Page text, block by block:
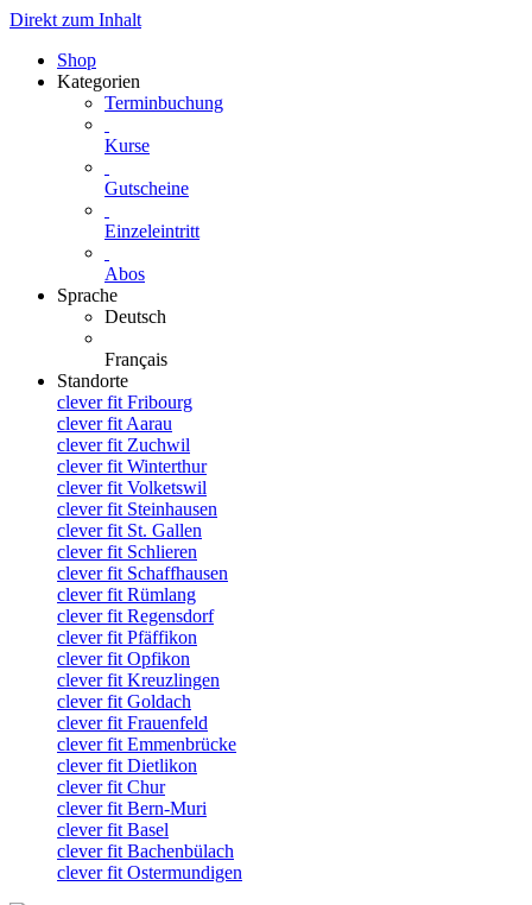
Direkt zum Inhalt
Shop
Kategorien
Terminbuchung
Kurse
Gutscheine
Einzeleintritt
Abos
Sprache
Deutsch
Français
Standorte
clever fit Fribourg
clever fit Aarau
clever fit Zuchwil
clever fit Winterthur
clever fit Volketswil
clever fit Steinhausen
clever fit St. Gallen
clever fit Schlieren
clever fit Schaffhausen
clever fit Rümlang
clever fit Regensdorf
clever fit Pfäffikon
clever fit Opfikon
clever fit Kreuzlingen
clever fit Goldach
clever fit Frauenfeld
clever fit Emmenbrücke
clever fit Dietlikon
clever fit Chur
clever fit Bern-Muri
clever fit Basel
clever fit Bachenbülach
clever fit Ostermundigen